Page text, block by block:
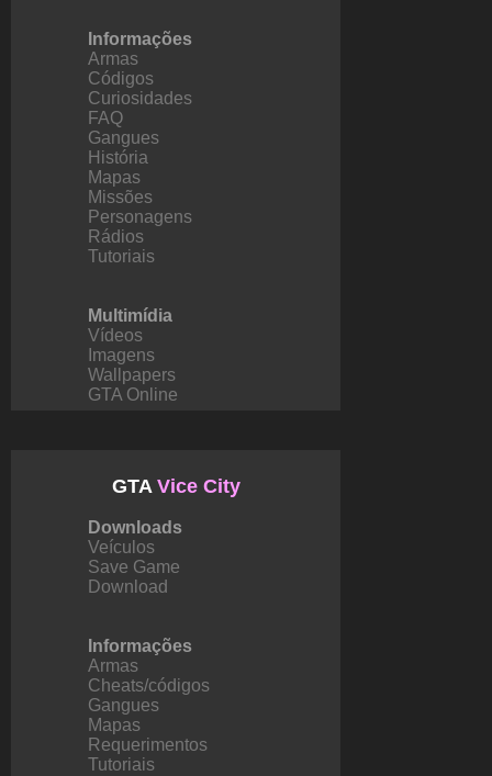
Informações
Armas
Códigos
Curiosidades
FAQ
Gangues
História
Mapas
Missões
Personagens
Rádios
Tutoriais
Multimídia
Vídeos
Imagens
Wallpapers
GTA Online
GTA Vice City
Downloads
Veículos
Save Game
Download
Informações
Armas
Cheats/códigos
Gangues
Mapas
Requerimentos
Tutoriais